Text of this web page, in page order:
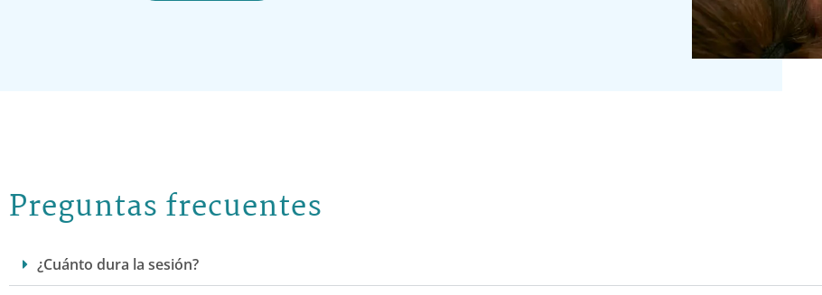
Preguntas frecuentes
¿Cuánto dura la sesión?